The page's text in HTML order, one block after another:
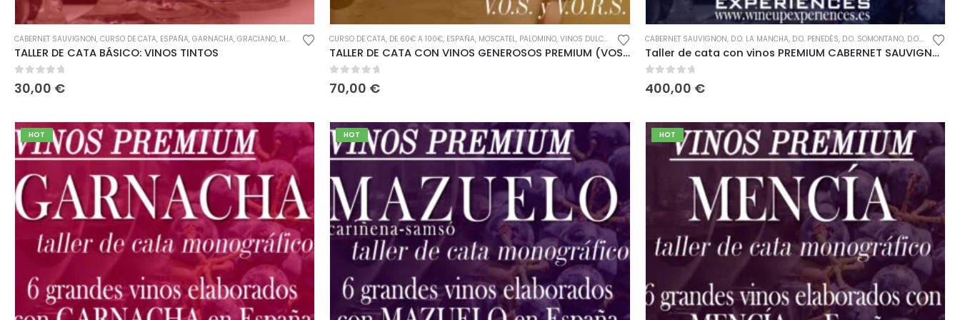
CABERNET SAUVIGNON, CURSO DE CATA, ESPAÑA, GARNACHA, GRACIANO, MATURANA MAZUELO ,MENCÍA ,MERLOT,MONASTRELL,PINOT NOIR,SANGIOVESE,TEMPRANILLO VINO TINTO
TALLER DE CATA BÁSICO: VINOS TINTOS
0 out of 5
30,00 €
CURSO DE CATA, DE 60€ A 100€, ESPAÑA, MOSCATEL, PALOMINO,VINOS DULCES Y FORTIFICADOS ,VINOS PREMIUM
TALLER DE CATA CON VINOS GENEROSOS PREMIUM (VOS – VORS)
out of 5
70,00 €
CABERNET SAUVIGNON, D.O. LA MANCHA, D.O. PENEDÉS, D.O. SOMONTANO, D.O. UCLÉS
Taller de cata con vinos PREMIUM CABERNET SAUVIGNON
out of 5
400,00 €
HOT HOT HOT